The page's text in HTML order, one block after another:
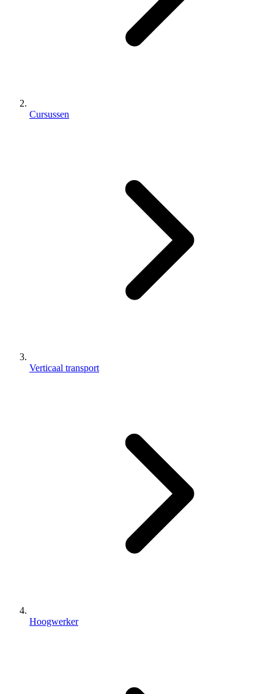
Cursussen
Verticaal transport
Hoogwerker